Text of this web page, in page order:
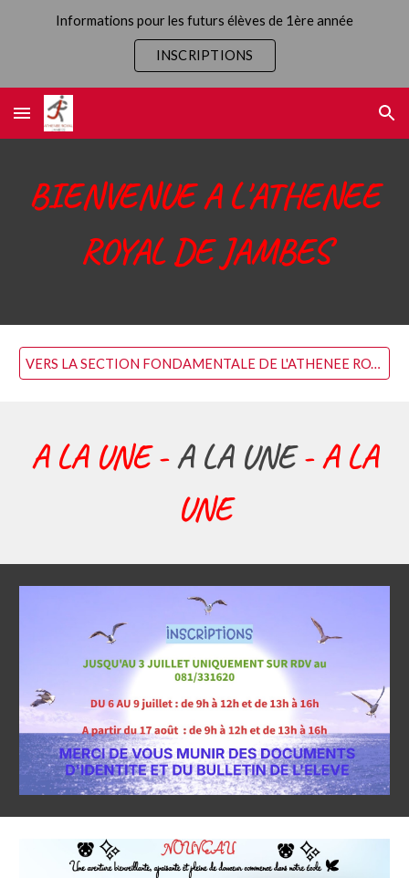
Skip to main content
Informations pour les futurs élèves de 1ère année
INSCRIPTIONS
BIENVENUE A L'ATHENEE
ROYAL DE JAMBES
VERS LA SECTION FONDAMENTALE DE L'ATHENEE ROYAL DE JAMBES
A LA UNE -A LA UNE- A LA
UNE